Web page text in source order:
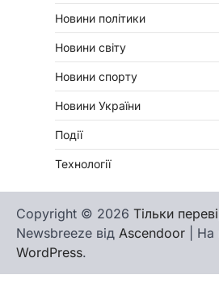
Новини політики
Новини світу
Новини спорту
Новини України
Події
Технології
Copyright © 2026 Тільки
Newsbreeze від Ascendoor | На
WordPress.